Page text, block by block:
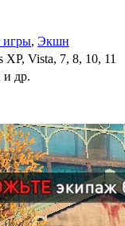
игры, Экшн
XP, Vista, 7, 8, 10, 11
и др.